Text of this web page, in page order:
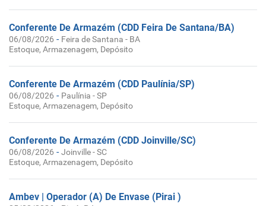
Conferente De Armazém (CDD Feira De Santana/BA)
06/08/2026 - Feira de Santana - BA
Estoque, Armazenagem, Depósito
Conferente De Armazém (CDD Paulínia/SP)
06/08/2026 - Paulínia - SP
Estoque, Armazenagem, Depósito
Conferente De Armazém (CDD Joinville/SC)
06/08/2026 -Joinville - SC
Estoque, Armazenagem, Depósito
Ambev | Operador (A) De Envase (Pirai )